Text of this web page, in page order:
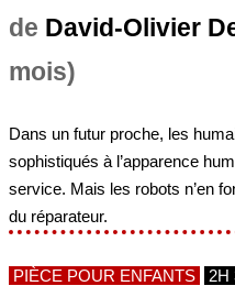
de David-Olivier
mois)
Dans un futur proche, les
sophistiqués à l’apparence
service. Mais les robots n’en
du réparateur.
PIÈCE POUR ENFANTS 2H